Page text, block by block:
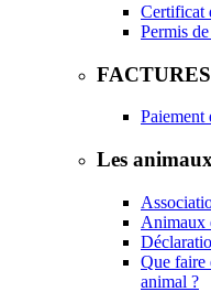
Certificat
Permis
Paiement
Les animaux
Animaux
Que faire
animal ?